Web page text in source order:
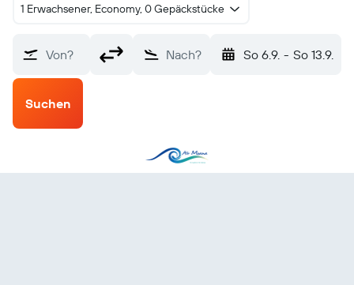
1 Erwachsener, Economy, 0 Gepäckstücke
Von? Nach? So 6.9. - So 13.9.
Suchen